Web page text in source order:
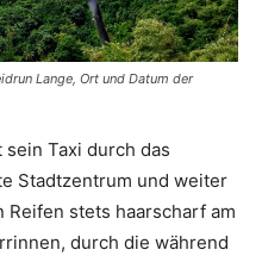
Lange, Ort und Datum der
Taxi durch das
Stadtzentrum und weiter
stets haarscharf am
durch die während